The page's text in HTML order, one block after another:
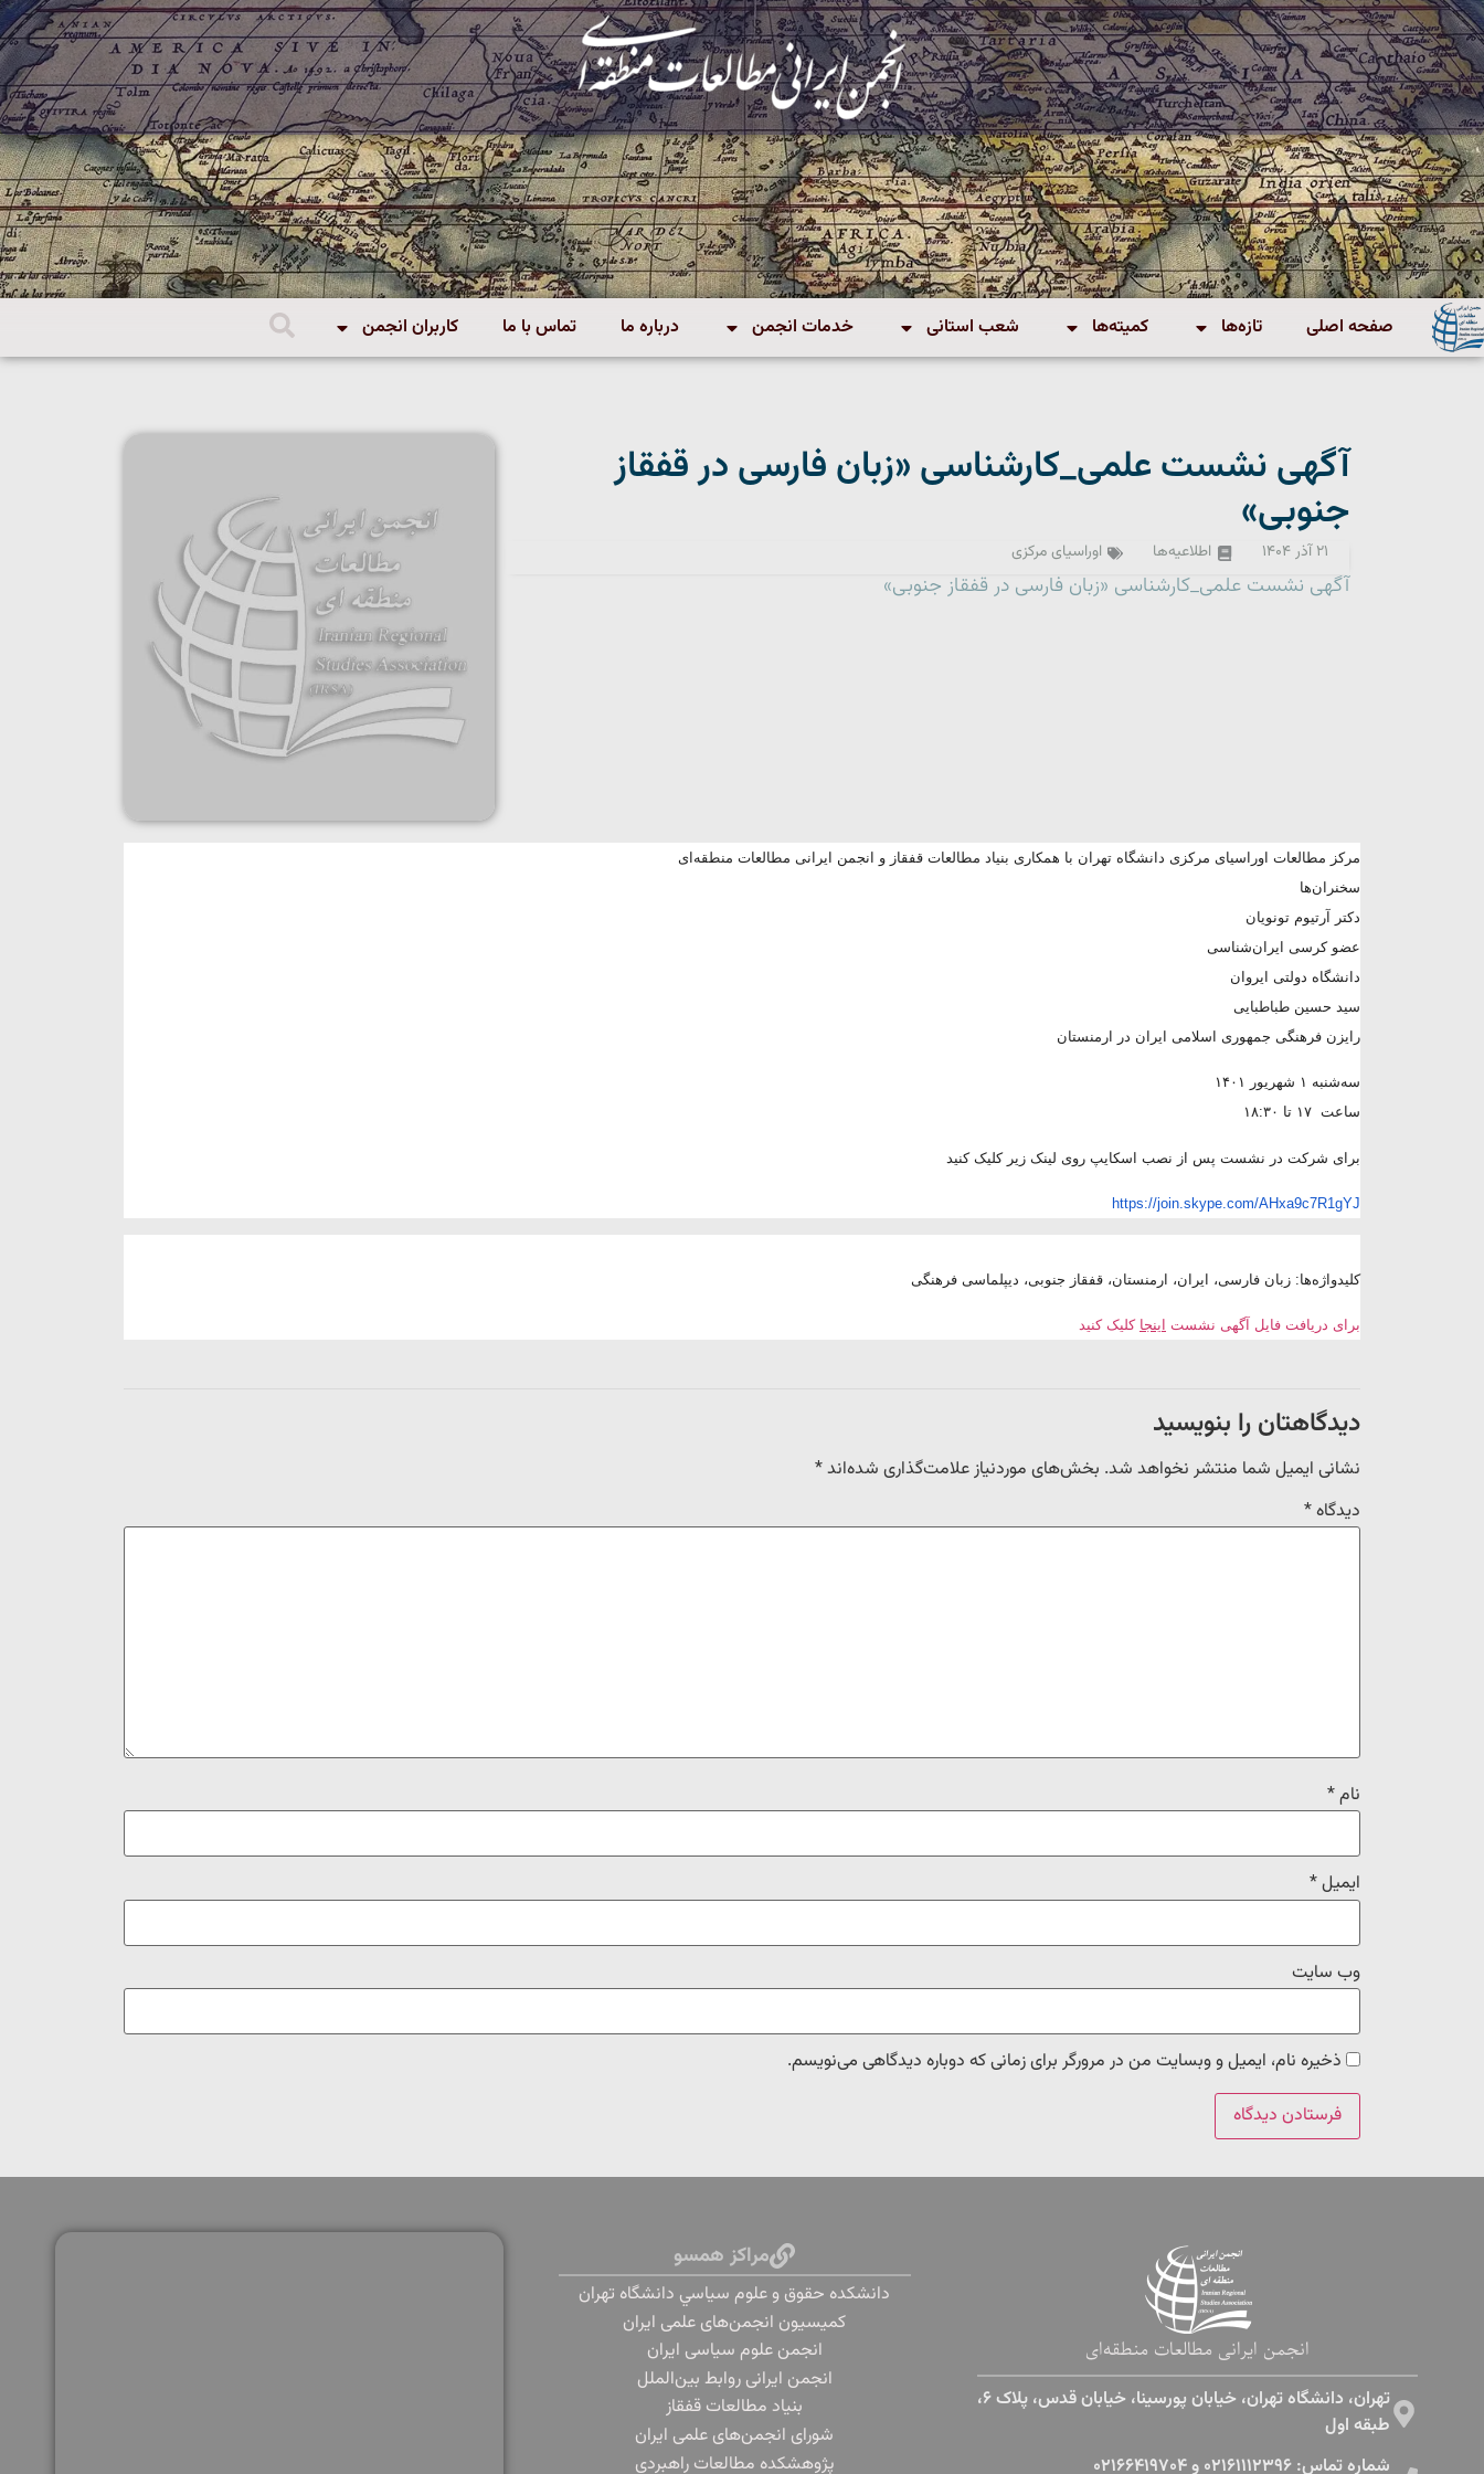
صفحه اصلی تازه‌ها کمیته‌ها شعب استانی خدمات انجمن درباره ما تماس با ما کاربران انجمن
آگهی نشست علمی_کارشناسی «زبان فارسی در قفقاز
جنوبی»
۲۱ آذر ۱۴۰۴ اطلاعیه‌ها اوراسیای مرکزی
آگهی نشست علمی_کارشناسی «زبان فارسی در قفقاز جنوبی»
مرکز مطالعات اوراسیای مرکزی دانشگاه تهران با همکاری بنیاد مطالعات قفقاز و انجمن ایرانی مطالعات منطقه‌ای
سخنران‌ها
دکتر آرتیوم تونویان
عضو کرسی ایران‌شناسی
دانشگاه دولتی ایروان
سید حسین طباطبایی
رایزن فرهنگی جمهوری اسلامی ایران در ارمنستان
سه‌شنبه ۱ شهریور ۱۴۰۱
ساعت ۱۷ تا ۱۸:۳۰
برای شرکت در نشست پس از نصب اسکایپ روی لینک زیر کلیک کنید
https://join.skype.com/AHxa9c7R1gYJ
کلیدواژه‌ها: زبان فارسی، ایران، ارمنستان، قفقاز جنوبی، دیپلماسی فرهنگی
برای دریافت فایل آگهی نشست اینجا کلیک کنید
دیدگاهتان را بنویسید
نشانی ایمیل شما منتشر نخواهد شد. بخش‌های موردنیاز علامت‌گذاری شده‌اند*
دیدگاه*
نام*
ایمیل*
وب‌ سایت
ذخیره نام، ایمیل و وبسایت من در مرورگر برای زمانی که دوباره دیدگاهی می‌نویسم.
انجمن ایرانی مطالعات منطقه‌ای
تهران، دانشگاه تهران، خیابان پورسینا، خیابان قدس، پلاک ۶،
طبقه اول​
شماره تماس: ۰۲۱۶۱۱۱۲۳۹۶ و ۰۲۱۶۶۴۱۹۷۰۴
مراکز همسو
دانشكده حقوق و علوم سياسي دانشگاه تهران
کمیسیون انجمن‌های علمی ایران
انجمن علوم سیاسی ایران
انجمن ایرانی روابط بین‌الملل
بنياد مطالعات قفقاز
شورای انجمن‌های علمی ایران
پژوهشكده مطالعات راهبردي